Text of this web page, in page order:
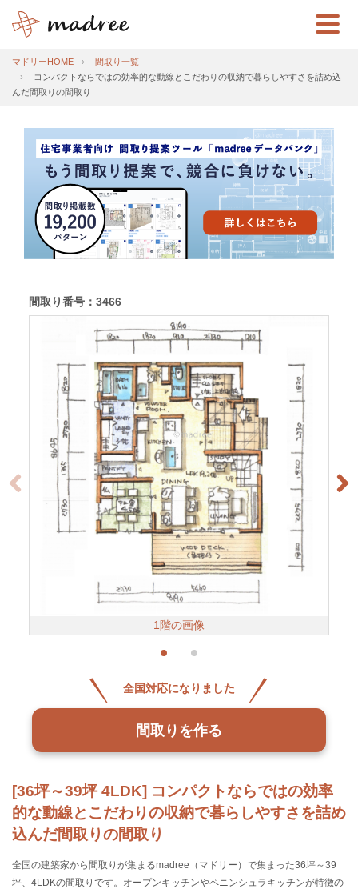
マドリーHOME
間取り一覧
コンパクトならではの効率的な動線とこだわりの収納で暮らしやすさを詰め込
んだ間取りの間取り
[36坪～39坪 4LDK] コンパクトならではの効率
的な動線とこだわりの収納で暮らしやすさを詰め
込んだ間取りの間取り
全国の建築家から間取りが集まるmadree（マドリー）で集まった36坪～39
坪、4LDKの間取りです。オープンキッチンやペニンシュラキッチンが特徴の
間取り番号：3466
1階の画像
全国対応になりました
間取りを作る